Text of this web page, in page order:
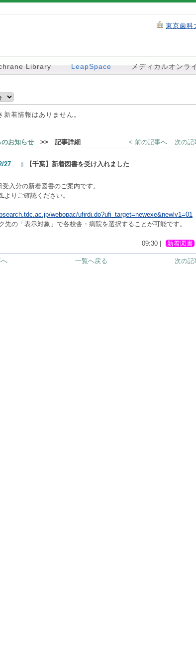
東京歯科
Library LeapSpace メディカルオンラ
新着情報はありません。
のお知らせ >> 記事詳細 < 前の記事へ 次の記
27 【千葉】新着図書を受け入れました
受入分の新着図書のご案内です。
よりご確認ください。
webopac/ufirdi.do?ufi_target=newexe&newlv1=01
先の「表示対象」で各校舎・病院を選択することが可能です。
09:30 | 新着図書
次の記
一覧へ戻る